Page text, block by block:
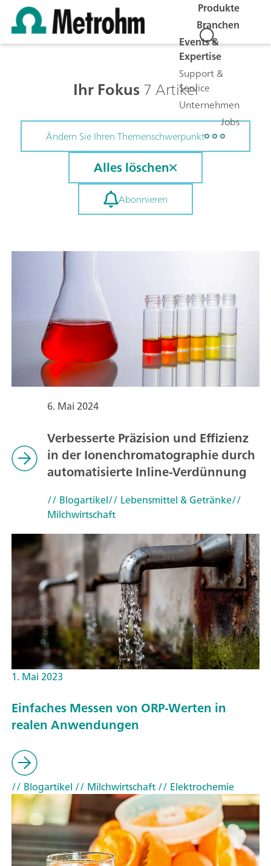
Produkte
Branchen
Events &
Expertise
Support &
Service
Unternehmen
Jobs
Ihr Fokus7 Artikel
Ändern Sie Ihren Themenschwerpunkt
Alles löschen
Abonnieren
6. Mai 2024
Verbesserte Präzision und Effizienz
in der Ionenchromatographie durch
automatisierte Inline-Verdünnung
// Blogartikel// Lebensmittel & Getränke//
Milchwirtschaft
1. Mai 2023
Einfaches Messen von ORP-Werten in
realen Anwendungen
// Blogartikel // Milchwirtschaft// Elektrochemie